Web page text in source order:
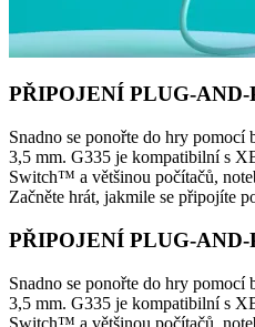
PŘIPOJENÍ PLUG-
Snadno se ponořte do hry pomocí
3,5 mm. G335 je kompatibilní s
Switch™ a většinou počítačů,
Začněte hrát, jakmile se připojíte
PŘIPOJENÍ PLUG-
Snadno se ponořte do hry pomocí
3,5 mm. G335 je kompatibilní s
Switch™ a většinou počítačů,